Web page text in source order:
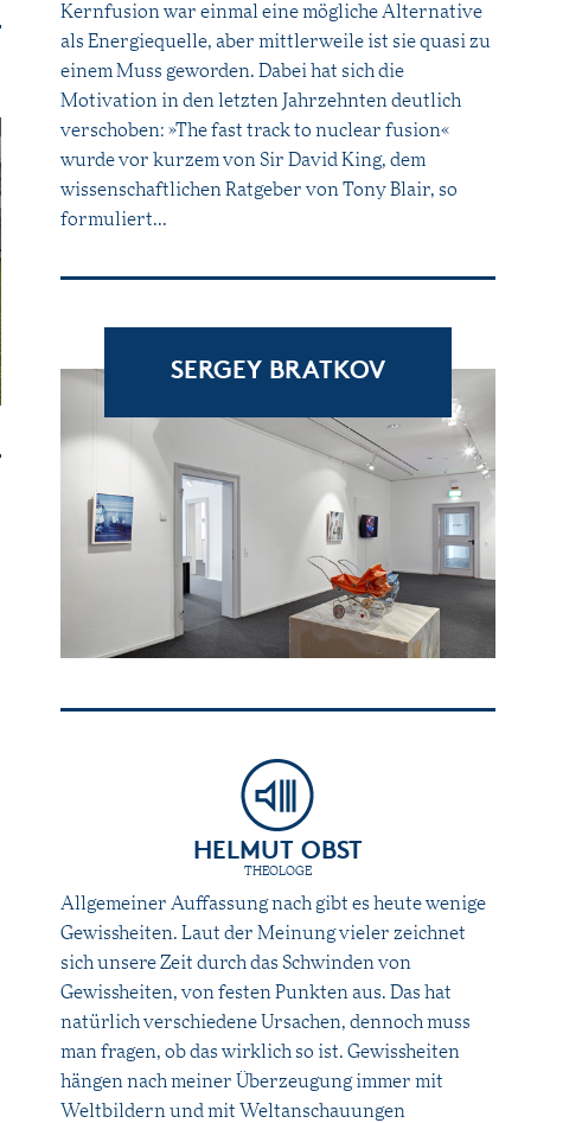
Kernfusion war einmal eine mögliche Alternative
als Energiequelle, aber mittlerweile ist sie quasi zu
einem Muss geworden. Dabei hat sich die
Motivation in den letzten Jahrzehnten deutlich
verschoben: »The fast track to nuclear fusion«
wurde vor kurzem von Sir David King, dem
wissenschaftlichen Ratgeber von Tony Blair, so
formuliert...
SERGEY BRATKOV
HELMUT OBST
THEOLOGE
Allgemeiner Auffassung nach gibt es heute wenige
Gewissheiten. Laut der Meinung vieler zeichnet
sich unsere Zeit durch das Schwinden von
Gewissheiten, von festen Punkten aus. Das hat
natürlich verschiedene Ursachen, dennoch muss
man fragen, ob das wirklich so ist. Gewissheiten
hängen nach meiner Überzeugung immer mit
Weltbildern und mit Weltanschauungen